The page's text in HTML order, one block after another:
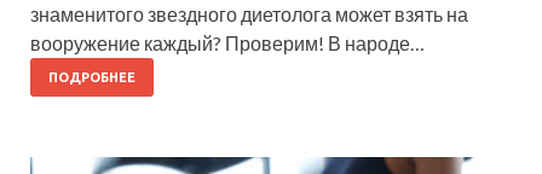
знаменитого звездного диетолога может взять на
вооружение каждый? Проверим! В народе…
ПОДРОБНЕЕ